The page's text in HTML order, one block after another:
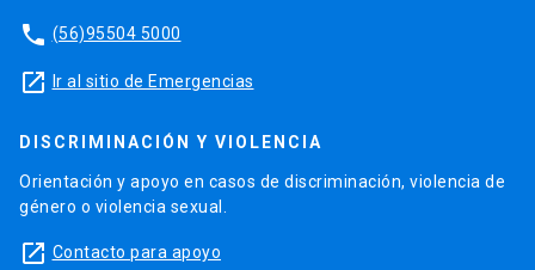
phone (56)95504 5000
launch Ir al sitio de Emergencias
DISCRIMINACIÓN Y VIOLENCIA
Orientación y apoyo en casos de discriminación, violencia de
género o violencia sexual.
launch Contacto para apoyo